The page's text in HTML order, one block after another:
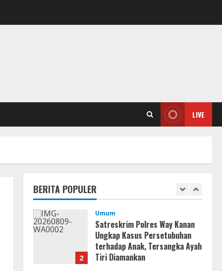
LIVE
BERITA POPULER
Img
CAMRip 4KUHD AVC Dual Audio
August 9, 2026
2
Satreskrim Polres Way Kanan
terhadap Anak, Tersangka Ayah
Tiri Diamankan
3
Coop
Uncharted: Legacy of Thieves
Collection Compressed Repack
2026
August 9, 2026